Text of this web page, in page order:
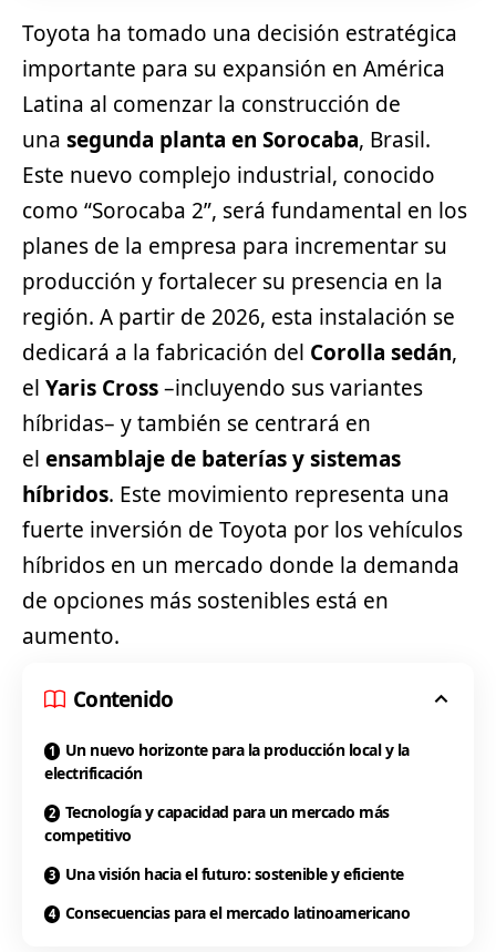
Toyota ha tomado una decisión estratégica
importante para su expansión en América
Latina al comenzar la construcción de
una segunda planta en Sorocaba, Brasil.
Este nuevo complejo industrial, conocido
como “Sorocaba 2”, será fundamental en los
planes de la empresa para incrementar su
producción y fortalecer su presencia en la
región. A partir de 2026, esta instalación se
dedicará a la fabricación del Corolla sedán,
el Yaris Cross–incluyendo sus variantes
híbridas– y también se centrará en
el ensamblaje de baterías y sistemas
híbridos. Este movimiento representa una
fuerte inversión de Toyota por los vehículos
híbridos en un mercado donde la demanda
de opciones más sostenibles está en
aumento.
Contenido
Un nuevo horizonte para la producción local y la
electrificación
Tecnología y capacidad para un mercado más
competitivo
Una visión hacia el futuro: sostenible y eficiente
Consecuencias para el mercado latinoamericano